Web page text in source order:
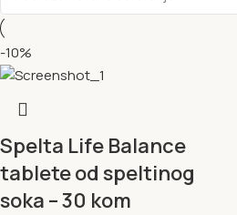
-10%
Spelta Life Balance
tablete od speltinog
soka – 30 kom